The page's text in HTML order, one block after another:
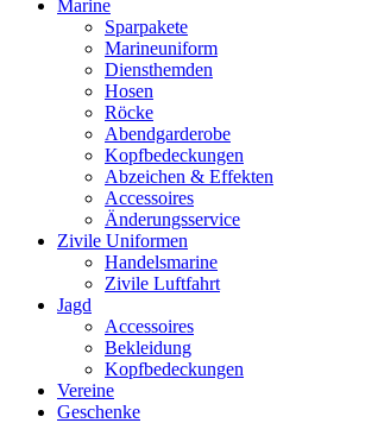
Marine
Sparpakete
Marineuniform
Diensthemden
Hosen
Röcke
Abendgarderobe
Kopfbedeckungen
Abzeichen & Effekten
Accessoires
Änderungsservice
Zivile Uniformen
Handelsmarine
Zivile Luftfahrt
Jagd
Accessoires
Bekleidung
Kopfbedeckungen
Vereine
Geschenke